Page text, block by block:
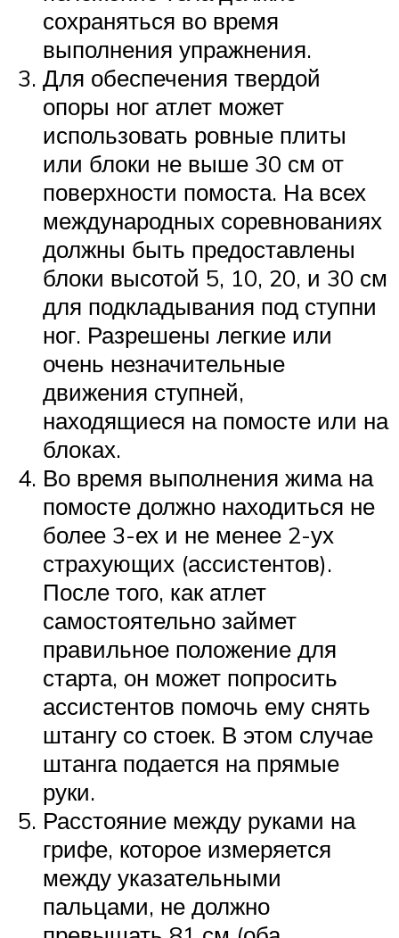
сохраняться во время
выполнения упражнения.
Для обеспечения твердой
опоры ног атлет может
использовать ровные плиты
или блоки не выше 30 см от
поверхности помоста. На всех
международных соревнованиях
должны быть предоставлены
блоки высотой 5, 10, 20, и 30 см
для подкладывания под ступни
ног. Разрешены легкие или
очень незначительные
движения ступней,
находящиеся на помосте или на
блоках.
Во время выполнения жима на
помосте должно находиться не
более 3-ех и не менее 2-ух
страхующих (ассистентов).
После того, как атлет
самостоятельно займет
правильное положение для
старта, он может попросить
ассистентов помочь ему снять
штангу со стоек. В этом случае
штанга подается на прямые
руки.
Расстояние между руками на
грифе, которое измеряется
между указательными
пальцами, не должно